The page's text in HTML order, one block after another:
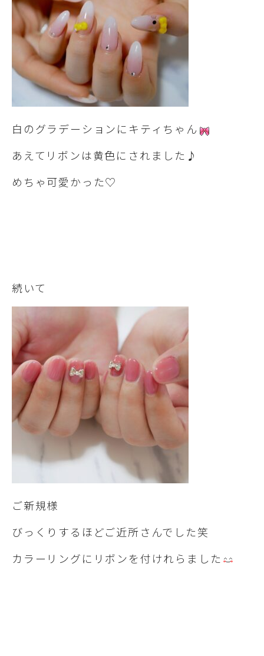
白のグラデーションにキティちゃん
あえてリボンは黄色にされました♪
めちゃ可愛かった♡
続いて
ご新規様
びっくりするほどご近所さんでした笑
カラーリングにリボンを付けれらました